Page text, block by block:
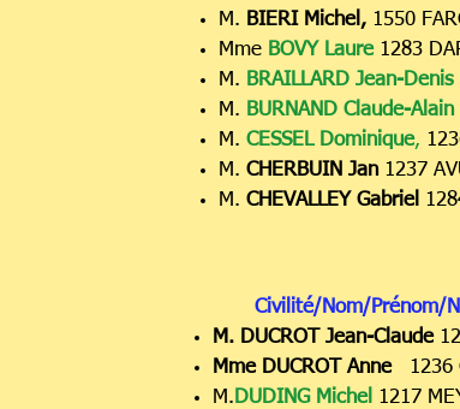
M. BIERI Michel, 1550
Mme BOVY Laure1283
M. BRAILLARD Jean-Denis
M. BURNAND Claude-Alain
M. CESSEL Dominique,
M. CHERBUIN Jan 1237
M. CHEVALLEY Gabriel
Civilité/Nom/Prénom/
M. DUCROT Jean-Claude
Mme DUCROT Anne 1236
M. DUDING Michel 1217